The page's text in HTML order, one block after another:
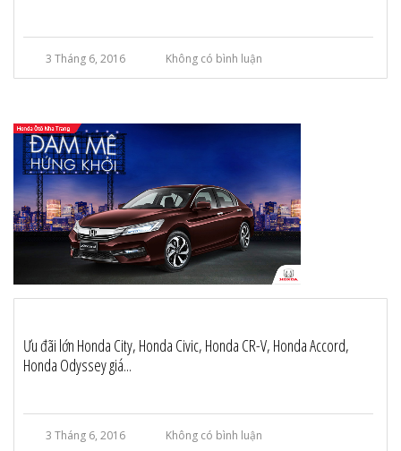
3 Tháng 6, 2016 Không có bình luận
Ưu đãi lớn Honda City, Honda Civic, Honda CR-V, Honda Accord,
Honda Odyssey giá...
3 Tháng 6, 2016 Không có bình luận